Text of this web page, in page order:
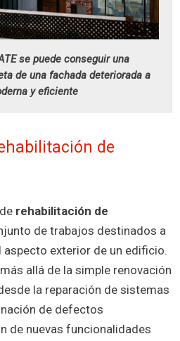
se puede conseguir una
de una fachada deteriorada a
y eficiente
de
rehabilitación de
de trabajos destinados a
exterior de un edificio.
allá de la simple renovación
la reparación de sistemas
de defectos
de nuevas funcionalidades